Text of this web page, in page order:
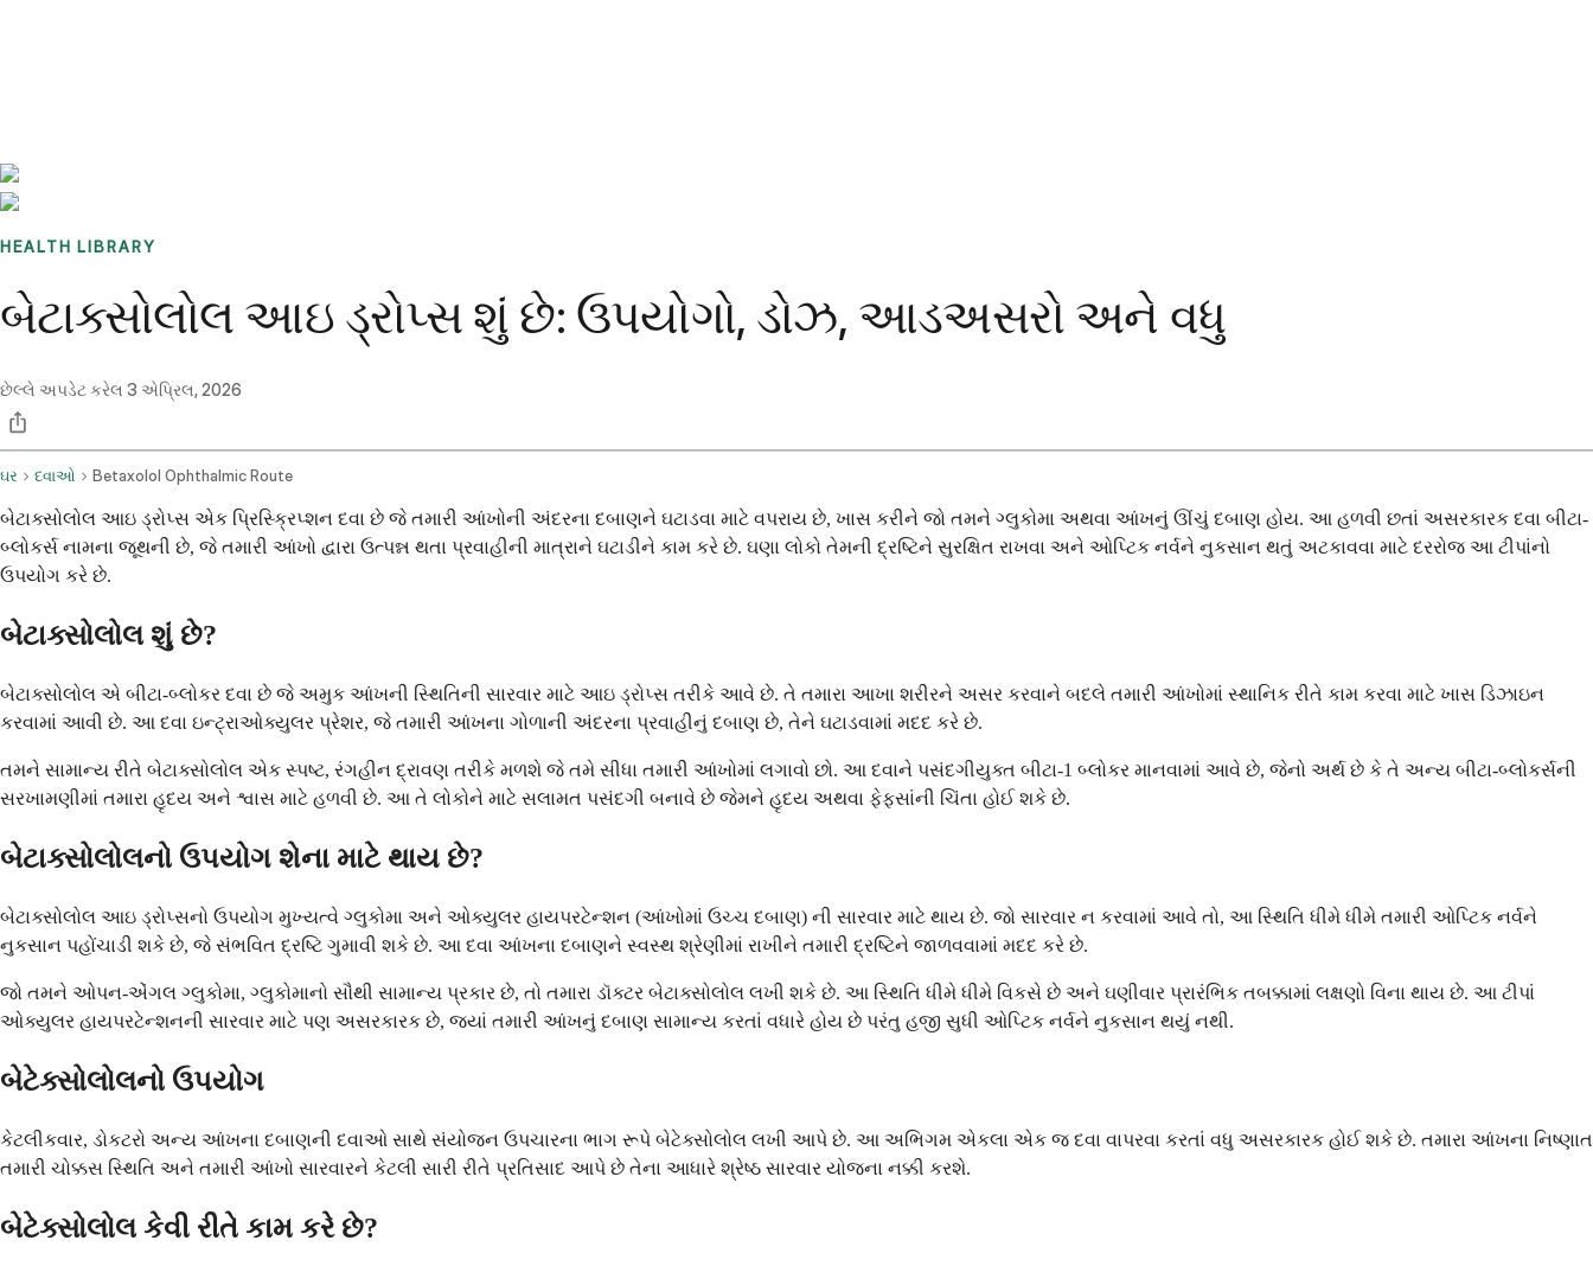
HEALTH LIBRARY
બેટાક્સોલોલ આઇ ડ્રોપ્સ શું છે: ઉપયોગો, ડોઝ, આડઅસરો અને વધુ
છેલ્લે અપડેટ કરેલ 3 એપ્રિલ, 2026
ઘર દવાઓ Betaxolol Ophthalmic Route
બેટાક્સોલોલ આઇ ડ્રોપ્સ એક પ્રિસ્ક્રિપ્શન દવા છે જે તમારી આંખોની અંદરના દબાણને ઘટાડવા માટે વપરાય છે, ખાસ કરીને જો તમને ગ્લુકોમા અથવા આંખનું ઊંચું દબાણ હોય. આ હળવી છતાં અસરકારક દવા બીટા-
બ્લોકર્સ નામના જૂથની છે, જે તમારી આંખો દ્વારા ઉત્પન્ન થતા પ્રવાહીની માત્રાને ઘટાડીને કામ કરે છે. ઘણા લોકો તેમની દ્રષ્ટિને સુરક્ષિત રાખવા અને ઓપ્ટિક નર્વને નુકસાન થતું અટકાવવા માટે દરરોજ આ ટીપાંનો
ઉપયોગ કરે છે.
બેટાક્સોલોલ શું છે?
બેટાક્સોલોલ એ બીટા-બ્લોકર દવા છે જે અમુક આંખની સ્થિતિની સારવાર માટે આઇ ડ્રોપ્સ તરીકે આવે છે. તે તમારા આખા શરીરને અસર કરવાને બદલે તમારી આંખોમાં સ્થાનિક રીતે કામ કરવા માટે ખાસ ડિઝાઇન
કરવામાં આવી છે. આ દવા ઇન્ટ્રાઓક્યુલર પ્રેશર, જે તમારી આંખના ગોળાની અંદરના પ્રવાહીનું દબાણ છે, તેને ઘટાડવામાં મદદ કરે છે.
તમને સામાન્ય રીતે બેટાક્સોલોલ એક સ્પષ્ટ, રંગહીન દ્રાવણ તરીકે મળશે જે તમે સીધા તમારી આંખોમાં લગાવો છો. આ દવાને પસંદગીયુક્ત બીટા-1 બ્લોકર માનવામાં આવે છે, જેનો અર્થ છે કે તે અન્ય બીટા-બ્લોકર્સની
સરખામણીમાં તમારા હૃદય અને શ્વાસ માટે હળવી છે. આ તે લોકોને માટે સલામત પસંદગી બનાવે છે જેમને હૃદય અથવા ફેફસાંની ચિંતા હોઈ શકે છે.
બેટાક્સોલોલનો ઉપયોગ શેના માટે થાય છે?
બેટાક્સોલોલ આઇ ડ્રોપ્સનો ઉપયોગ મુખ્યત્વે ગ્લુકોમા અને ઓક્યુલર હાયપરટેન્શન (આંખોમાં ઉચ્ચ દબાણ) ની સારવાર માટે થાય છે. જો સારવાર ન કરવામાં આવે તો, આ સ્થિતિ ધીમે ધીમે તમારી ઓપ્ટિક નર્વને
નુકસાન પહોંચાડી શકે છે, જે સંભવિત દ્રષ્ટિ ગુમાવી શકે છે. આ દવા આંખના દબાણને સ્વસ્થ શ્રેણીમાં રાખીને તમારી દ્રષ્ટિને જાળવવામાં મદદ કરે છે.
જો તમને ઓપન-એંગલ ગ્લુકોમા, ગ્લુકોમાનો સૌથી સામાન્ય પ્રકાર છે, તો તમારા ડૉક્ટર બેટાક્સોલોલ લખી શકે છે. આ સ્થિતિ ધીમે ધીમે વિકસે છે અને ઘણીવાર પ્રારંભિક તબક્કામાં લક્ષણો વિના થાય છે. આ ટીપાં
ઓક્યુલર હાયપરટેન્શનની સારવાર માટે પણ અસરકારક છે, જ્યાં તમારી આંખનું દબાણ સામાન્ય કરતાં વધારે હોય છે પરંતુ હજી સુધી ઓપ્ટિક નર્વને નુકસાન થયું નથી.
બેટેક્સોલોલનો ઉપયોગ
કેટલીકવાર, ડોકટરો અન્ય આંખના દબાણની દવાઓ સાથે સંયોજન ઉપચારના ભાગ રૂપે બેટેક્સોલોલ લખી આપે છે. આ અભિગમ એકલા એક જ દવા વાપરવા કરતાં વધુ અસરકારક હોઈ શકે છે. તમારા આંખના નિષ્ણાત
તમારી ચોક્કસ સ્થિતિ અને તમારી આંખો સારવારને કેટલી સારી રીતે પ્રતિસાદ આપે છે તેના આધારે શ્રેષ્ઠ સારવાર યોજના નક્કી કરશે.
બેટેક્સોલોલ કેવી રીતે કામ કરે છે?